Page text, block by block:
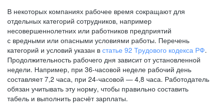
В некоторых компаниях рабочее время сокращают для
отдельных категорий сотрудников, например
несовершеннолетних или работников предприятий
с вредными или опасными условиями работы. Перечень
категорий и условий указан в статье 92 Трудового кодекса РФ.
Продолжительность рабочего дня зависит от установленной
недели. Например, при 36-часовой неделе рабочий день
составляет 7,2 часа, при 24-часовой — 4,8 часа. Работодатель
обязан учитывать эту норму, чтобы правильно составить
табель и выполнить расчёт зарплаты.